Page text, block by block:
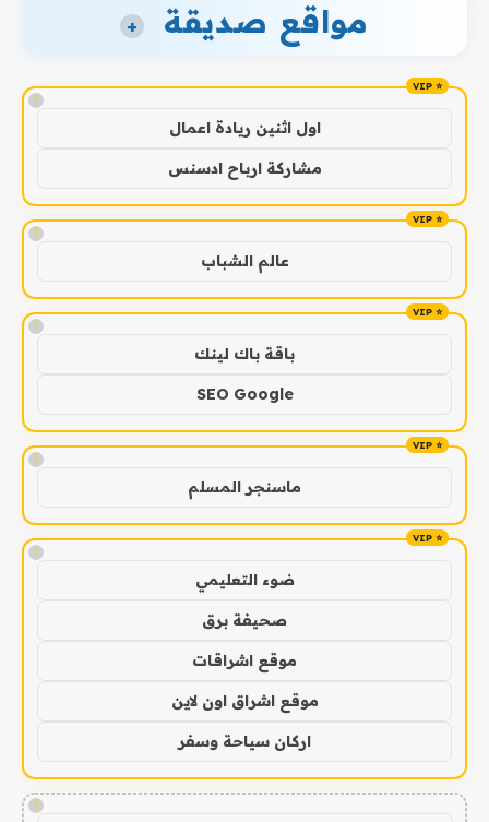
مواقع صديقة +
!
اول اثنين ريادة اعمال
مشاركة ارباح ادسنس
!
عالم الشباب
!
باقة باك لينك
SEO Google
!
ماسنجر المسلم
!
ضوء التعليمي
صحيفة برق
موقع اشراقات
موقع اشراق اون لاين
اركان سياحة وسفر
!